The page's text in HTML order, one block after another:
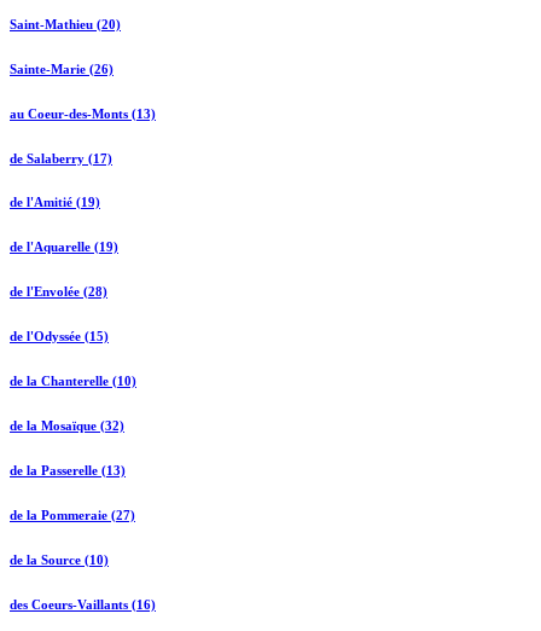
Saint-Mathieu (20)
Sainte-Marie (26)
au Coeur-des-Monts (13)
de Salaberry (17)
de l'Amitié (19)
de l'Aquarelle (19)
de l'Envolée (28)
de l'Odyssée (15)
de la Chanterelle (10)
de la Mosaïque (32)
de la Passerelle (13)
de la Pommeraie (27)
de la Source (10)
des Coeurs-Vaillants (16)